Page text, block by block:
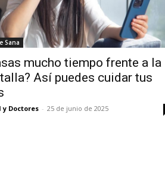
Sana
mucho tiempo frente a la
Así puedes cuidar tus
y Doctores - 25 de junio de 2025